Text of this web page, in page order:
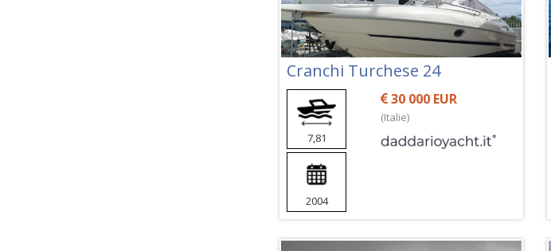
Cranchi Turchese 24
7,81
2004
30 000 EUR
(Italie)